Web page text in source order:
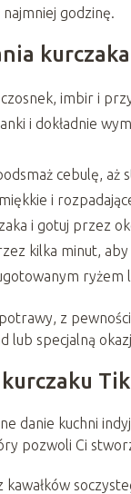
godzinę.
imbir i
i dokładnie
cebulę, aż
i
i gotuj przez
kilka minut, aby
ryżem
z
lub specjalną
danie kuchni
pozwoli Ci
kawałków